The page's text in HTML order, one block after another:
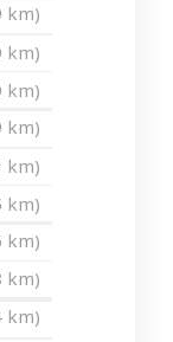
km)
km)
km)
km)
km)
km)
km)
km)
km)